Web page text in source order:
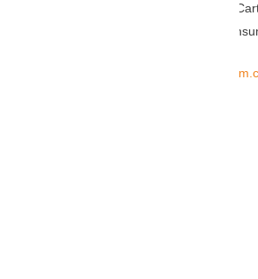
El Ministerio Público pide al alcalde de
medidas concretas para proteger al
TOMADA DE:https://